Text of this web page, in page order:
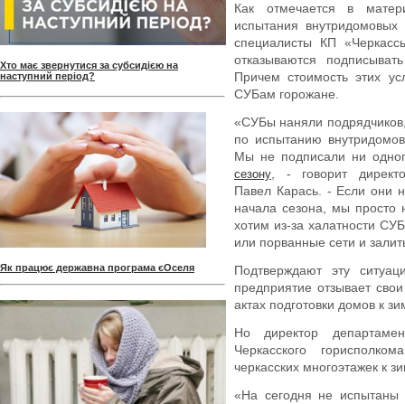
Хто має звернутися за субсидією на
наступний період?
Як працює державна програма єОселя
Как отмечается в
испытания
специалисты КП
отказываются
Причем стоимость этих
СУБам горожане.
«СУБы наняли
по испытанию
Мы не подписали ни
сезону , - говорит
Павел Карась. - Если они
начала сезона, мы
хотим из-за халатности
или порванные сети и
Подтверждают эту
предприятие отзывает
актах подготовки домов к
Но директор
Черкасского
черкасских многоэтажек к
«На сегодня не испытаны